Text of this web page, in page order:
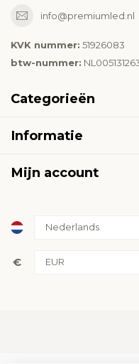
info@premiumled.nl
KVK nummer: 51926083
btw-nummer:
Categorieën
Informatie
Mijn account
€